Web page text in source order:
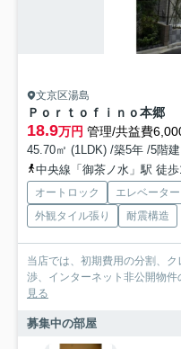
文京区湯島
Ｐｏｒｔｏｆｉｎｏ本郷
18.9万円 管理/共益費
45.70㎡ (1LDK) /築5年 /5階建
中央線「御茶ノ水」駅 徒
オートロック エレベーター
外観タイル張り
耐震構造
当店では、初期費用の分割、
渉、インターネット非公開物
見る
募集中の部屋